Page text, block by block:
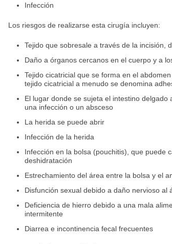
Infección
Los riesgos de realizarse esta cirugía incluyen:
Tejido que sobresale a través de la incisión,
Daño a órganos cercanos en el cuerpo y a
Tejido cicatricial que se forma en el
tejido cicatricial a menudo se denomina
El lugar donde se sujeta el intestino delgado
una infección o un absceso
La herida se puede abrir
Infección de la herida
Infección en la bolsa (pouchitis), que puede
deshidratación
Estrechamiento del área entre la bolsa y el
Disfunción sexual debido a daño nervioso al
Deficiencia de hierro debido a una mala
intermitente
Diarrea e incontinencia fecal frecuentes